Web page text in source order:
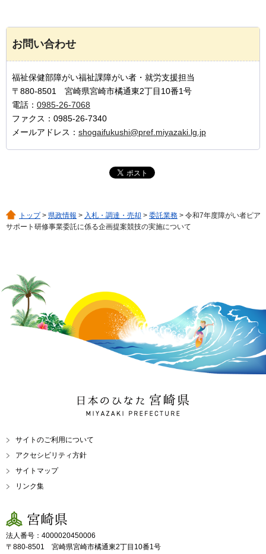
お問い合わせ
福祉保健部障がい福祉課障がい者・就労支援担当
〒880-8501 宮崎県宮崎市橘通東2丁目10番1号
電話： 0985-26-7068
ファクス：0985-26-7340
メールアドレス： shogaifukushi@pref.miyazaki.lg.jp
トップ> 県政情報 > 入札・調達・売却 > 委託業務 > 令和7年度障がい者ピア
サポート研修事業委託に係る企画提案競技の実施について
日本のひなた 宮崎県
MIYAZAKI PREFECTURE
サイトのご利用について
アクセシビリティ方針
サイトマップ
リンク集
宮崎県
法人番号：4000020450006
〒880-8501 宮崎県宮崎市橘通東2丁目10番1号